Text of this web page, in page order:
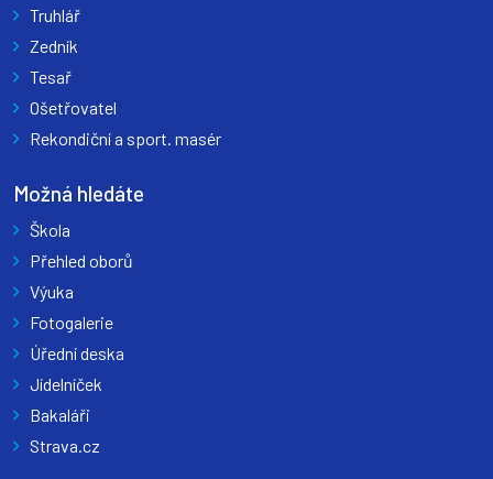
Truhlář
Zedník
Tesař
Ošetřovatel
Rekondiční a sport. masér
Možná hledáte
Škola
Přehled oborů
Výuka
Fotogalerie
Úřední deska
Jídelníček
Bakaláři
Strava.cz